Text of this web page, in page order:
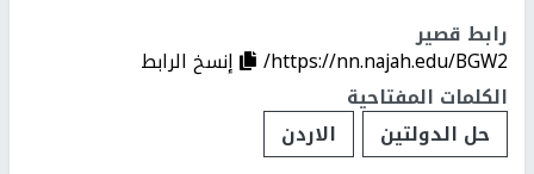
رابط قصير
https://nn.najah.edu/BGW2/
إنسخ الرابط
الكلمات المفتاحية
حل الدولتين
الاردن